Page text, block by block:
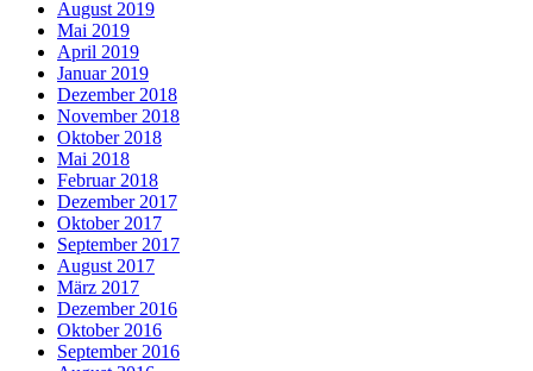
August 2019
Mai 2019
April 2019
Januar 2019
Dezember 2018
November 2018
Oktober 2018
Mai 2018
Februar 2018
Dezember 2017
Oktober 2017
September 2017
August 2017
März 2017
Dezember 2016
Oktober 2016
September 2016